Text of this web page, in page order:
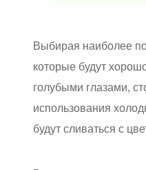
Выбирая наиболее
которые будут
голубыми глазами,
использования
будут сливаться с